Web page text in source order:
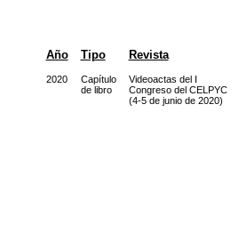
Año Tipo Revista
2020
Capítulo
de libro
Videoactas del I
Congreso del CELPYC
(4-5 de junio de 2020)